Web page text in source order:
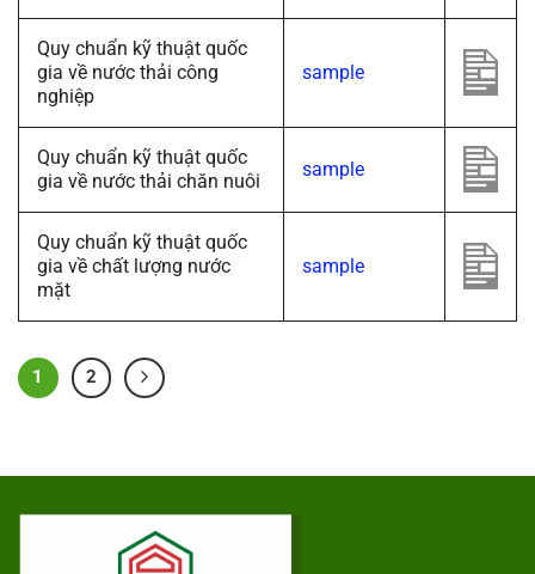
Quy chuẩn kỹ thuật quốc
gia về nước thải công
nghiệp
sample
Quy chuẩn kỹ thuật quốc
gia về nước thải chăn nuôi
sample
Quy chuẩn kỹ thuật quốc
gia về chất lượng nước
mặt
sample
1 2